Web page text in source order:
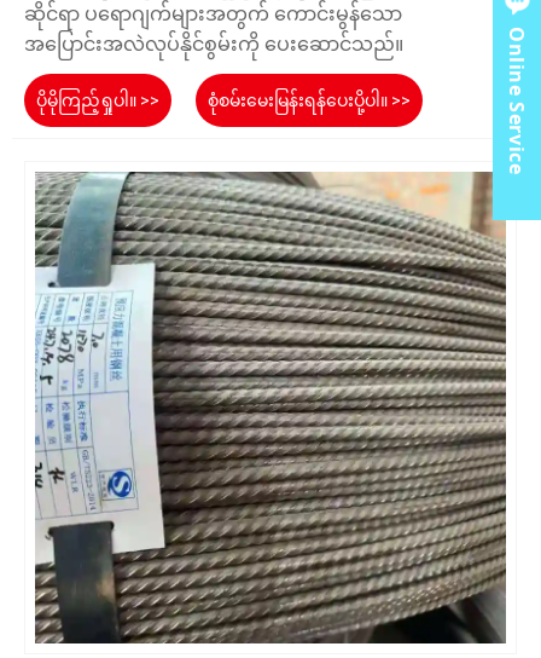
ဆိုင်ရာ ပရောဂျက်များအတွက် ကောင်းမွန်သော
အပြောင်းအလဲလုပ်နိုင်စွမ်းကို ပေးဆောင်သည်။
ပိုမိုကြည့်ရှုပါ။ >> စုံစမ်းမေးမြန်းရန်ပေးပို့ပါ။ >> Online Service